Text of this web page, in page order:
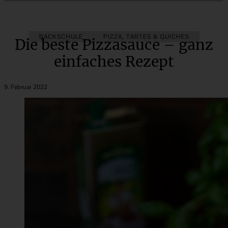
BACKSCHULE PIZZA, TARTES & QUICHES
Die beste Pizzasauce – ganz
einfaches Rezept
9. Februar 2022